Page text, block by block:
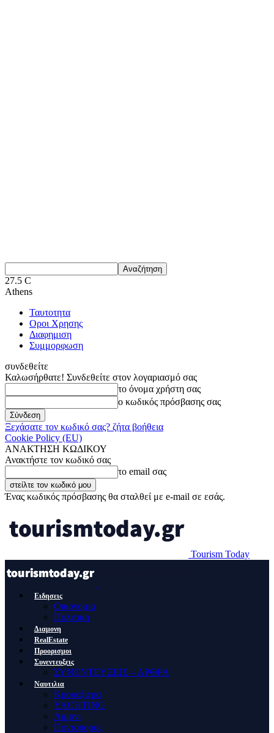
27.5 C
Athens
Ταυτοτητα
Οροι Χρησης
Διαφημιση
Συμμορφωση
συνδεθείτε
Καλωσήρθατε! Συνδεθείτε στον λογαριασμό σας
το όνομα χρήστη σας
ο κωδικός πρόσβασης σας
Ξεχάσατε τον κωδικό σας? ζήτα βοήθεια
Cookie Policy (EU)
ΑΝΑΚΤΗΣΗ ΚΩΔΙΚΟΥ
Ανακτήστε τον κωδικό σας
το email σας
Ένας κωδικός πρόσβασης θα σταλθεί με e-mail σε εσάς.
Tourism Today
Ειδησεις
Οικονομια
Πολιτικη
Διαμονη
RealEstate
Προορισμοι
Συνεντευξεις
ΣΥΝΕΝΤΕΥΞΕΙΣ – ΑΡΘΡΑ
Ναυτιλια
Κρουαζιερα
YACHTING
Λιμανι
Ποντοπορος